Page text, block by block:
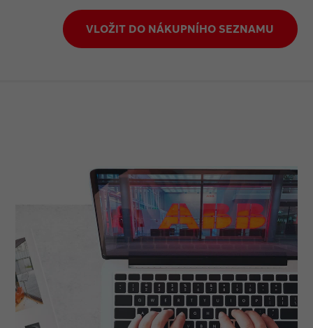
VLOŽIT DO NÁKUPNÍHO SEZNAMU